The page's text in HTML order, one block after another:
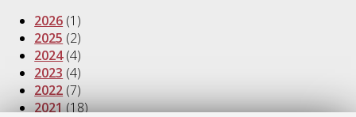
2026 (1)
2025 (2)
2024(4)
2023 (4)
2022 (7)
2021(18)